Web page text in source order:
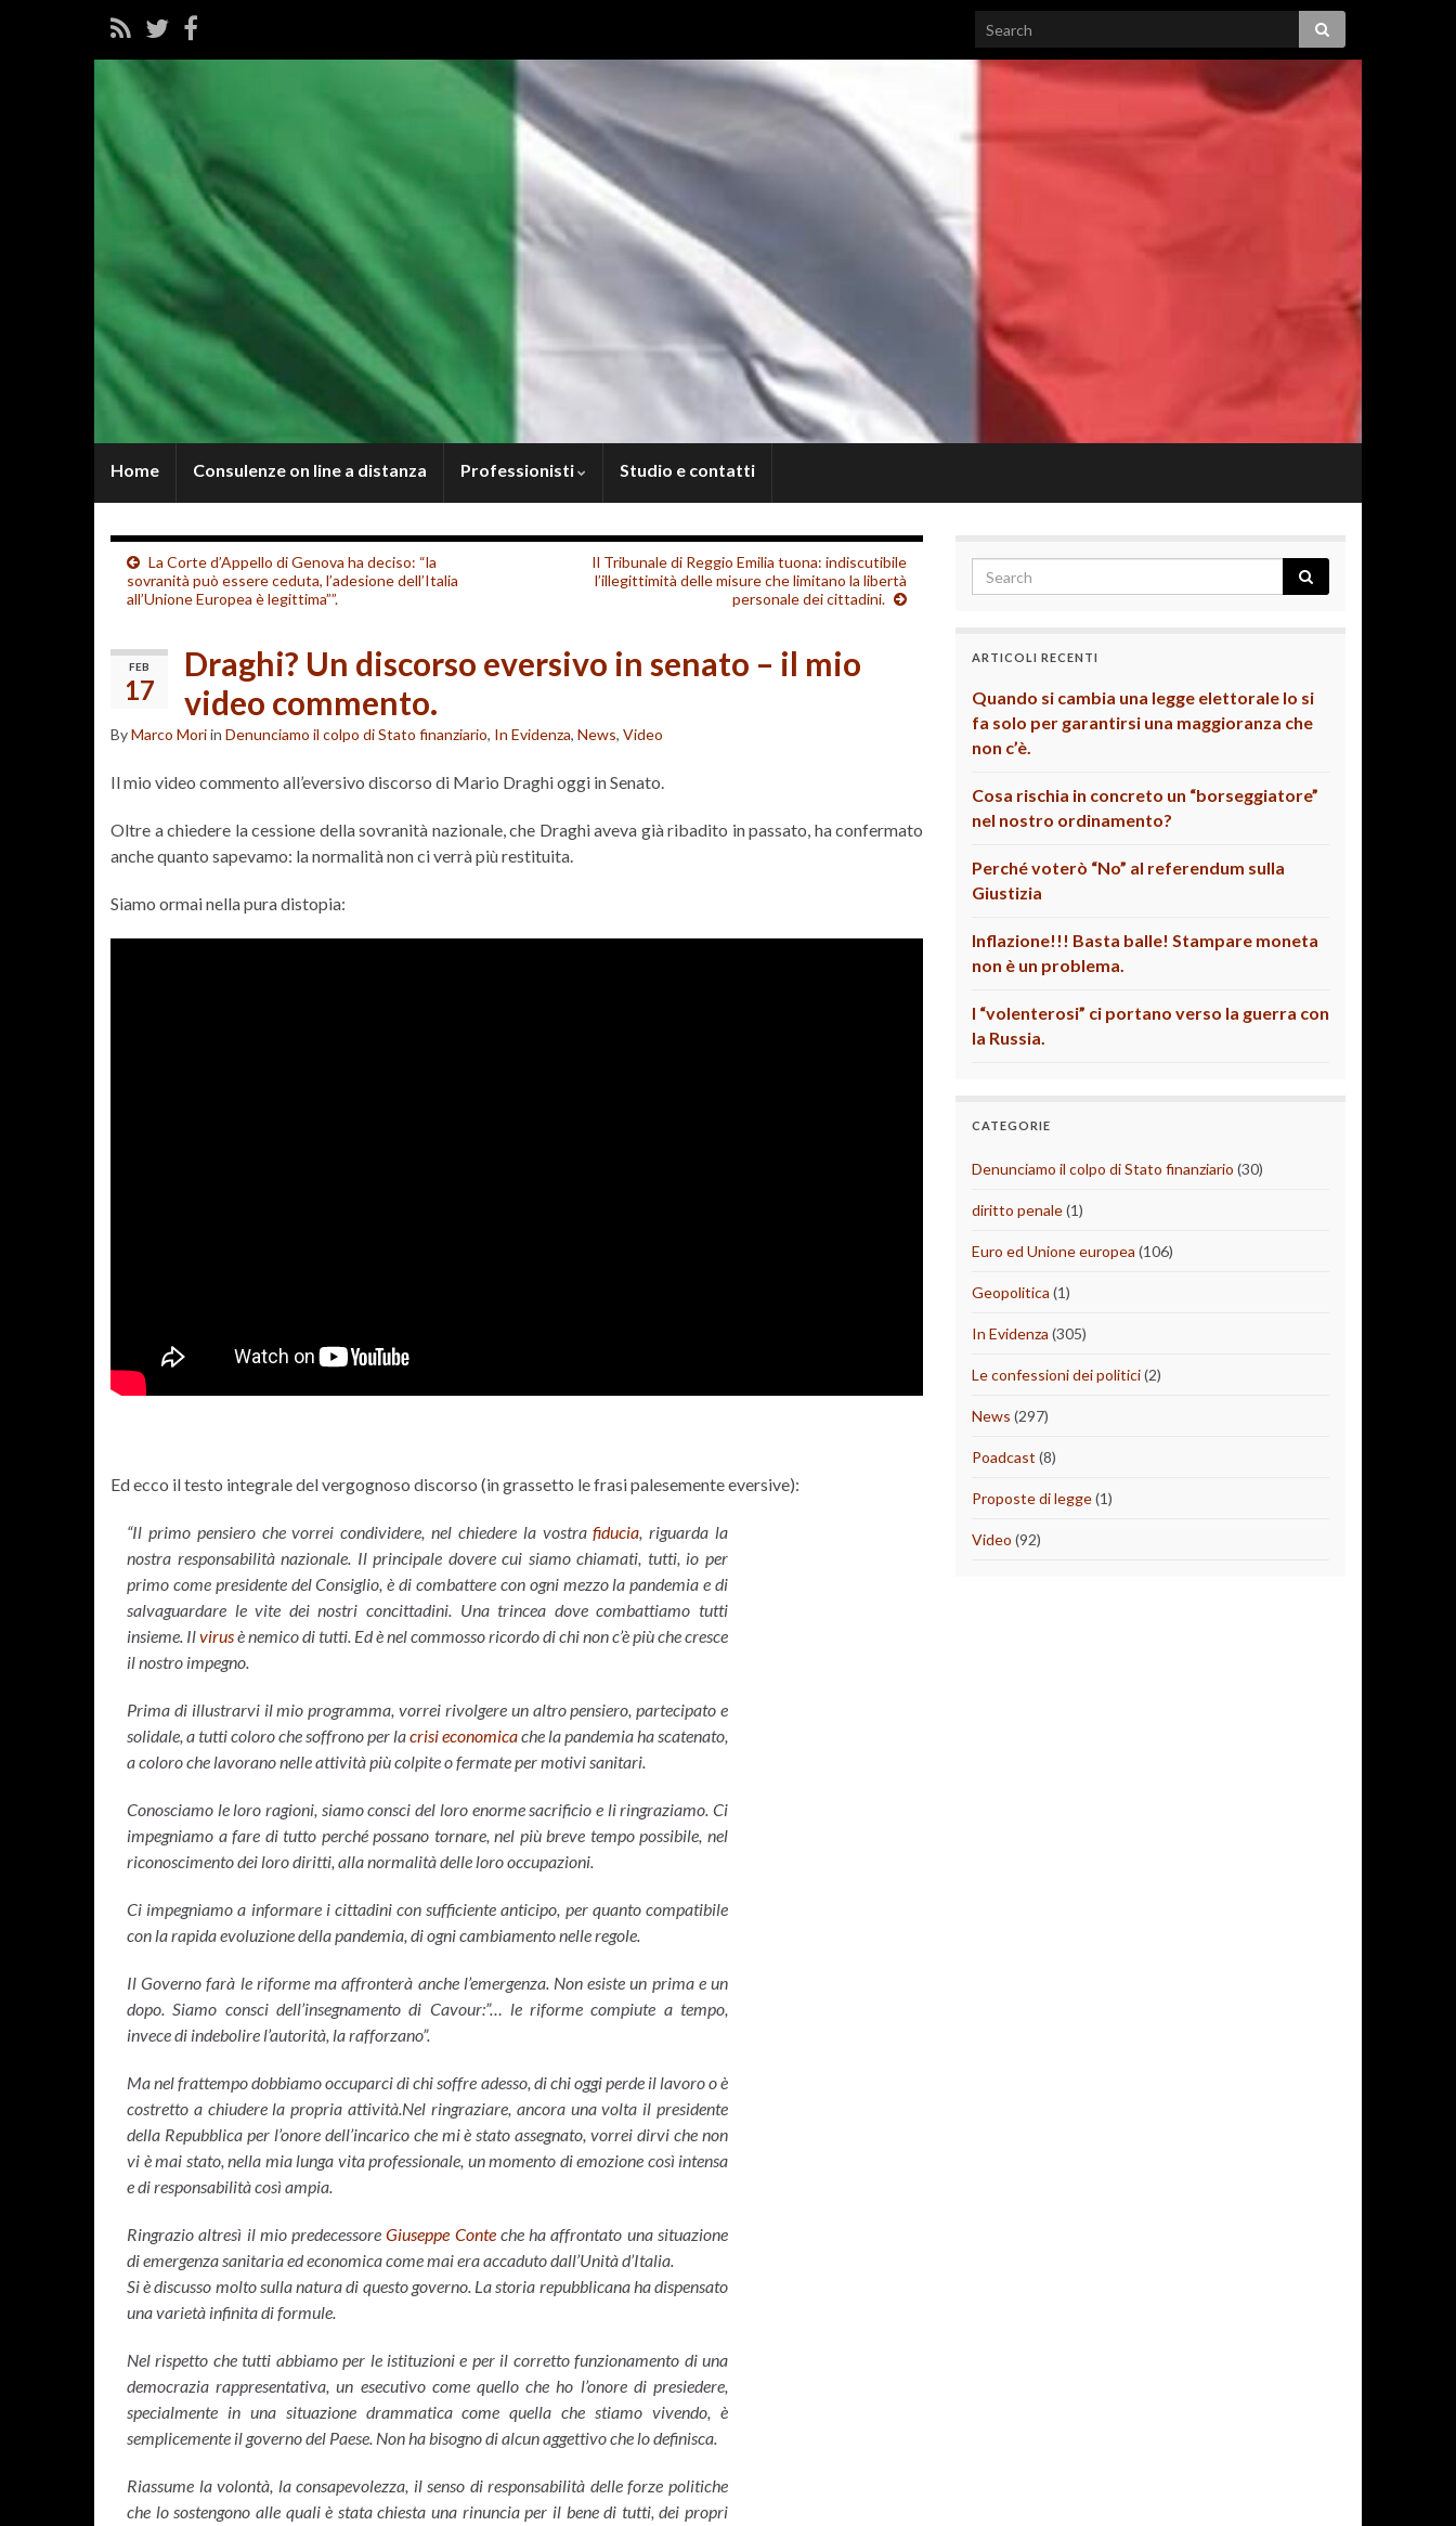
Home Consulenze on line a distanza Professionisti Studio e contatti
La Corte d’Appello di Genova ha deciso: “la
sovranità può essere ceduta, l’adesione dell’Italia
all’Unione Europea è legittima””.
Il Tribunale di Reggio Emilia tuona: indiscutibile
l’illegittimità delle misure che limitano la libertà
personale dei cittadini.
FEB
17
Draghi? Un discorso eversivo in senato – il mio
video commento.
ByMarco Moriin Denunciamo il colpo di Stato finanziario, In Evidenza, News, Video
Il mio video commento all’eversivo discorso di Mario Draghi oggi in Senato.
Oltre a chiedere la cessione della sovranità nazionale, che Draghi aveva già ribadito in passato, ha confermato
anche quanto sapevamo: la normalità non ci verrà più restituita.
Siamo ormai nella pura distopia:
Ed ecco il testo integrale del vergognoso discorso (in grassetto le frasi palesemente eversive):
“Il primo pensiero che vorrei condividere, nel chiedere la vostrafiducia, riguarda la
nostra responsabilità nazionale. Il principale dovere cui siamo chiamati, tutti, io per
primo come presidente del Consiglio, è di combattere con ogni mezzo la pandemia e di
salvaguardare le vite dei nostri concittadini. Una trincea dove combattiamo tutti
insieme. Ilvirusè nemico di tutti. Ed è nel commosso ricordo di chi non c’è più che cresce
il nostro impegno.
Prima di illustrarvi il mio programma, vorrei rivolgere un altro pensiero, partecipato e
solidale, a tutti coloro che soffrono per lacrisi economicache la pandemia ha scatenato,
a coloro che lavorano nelle attività più colpite o fermate per motivi sanitari.
Conosciamo le loro ragioni, siamo consci del loro enorme sacrificio e li ringraziamo. Ci
impegniamo a fare di tutto perché possano tornare, nel più breve tempo possibile, nel
riconoscimento dei loro diritti, alla normalità delle loro occupazioni.
Ci impegniamo a informare i cittadini con sufficiente anticipo, per quanto compatibile
con la rapida evoluzione della pandemia, di ogni cambiamento nelle regole.
Il Governo farà le riforme ma affronterà anche l’emergenza. Non esiste un prima e un
dopo. Siamo consci dell’insegnamento di Cavour:”… le riforme compiute a tempo,
invece di indebolire l’autorità, la rafforzano”.
Ma nel frattempo dobbiamo occuparci di chi soffre adesso, di chi oggi perde il lavoro o è
costretto a chiudere la propria attività.Nel ringraziare, ancora una volta il presidente
della Repubblica per l’onore dell’incarico che mi è stato assegnato, vorrei dirvi che non
vi è mai stato, nella mia lunga vita professionale, un momento di emozione così intensa
e di responsabilità così ampia.
Ringrazio altresì il mio predecessore Giuseppe Conteche ha affrontato una situazione
di emergenza sanitaria ed economica come mai era accaduto dall’Unità d’Italia.
Si è discusso molto sulla natura di questo governo. La storia repubblicana ha dispensato
una varietà infinita di formule.
Nel rispetto che tutti abbiamo per le istituzioni e per il corretto funzionamento di una
democrazia rappresentativa, un esecutivo come quello che ho l’onore di presiedere,
specialmente in una situazione drammatica come quella che stiamo vivendo, è
semplicemente il governo del Paese. Non ha bisogno di alcun aggettivo che lo definisca.
Riassume la volontà, la consapevolezza, il senso di responsabilità delle forze politiche
che lo sostengono alle quali è stata chiesta una rinuncia per il bene di tutti, dei propri
ARTICOLI RECENTI
Quando si cambia una legge elettorale lo si
fa solo per garantirsi una maggioranza che
non c’è.
Cosa rischia in concreto un “borseggiatore”
nel nostro ordinamento?
Perché voterò “No” al referendum sulla
Giustizia
Inflazione!!! Basta balle! Stampare moneta
non è un problema.
I “volenterosi” ci portano verso la guerra con
la Russia.
CATEGORIE
Denunciamo il colpo di Stato finanziario (30)
diritto penale(1)
Euro ed Unione europea (106)
Geopolitica (1)
In Evidenza (305)
Le confessioni dei politici(2)
News (297)
Poadcast (8)
Proposte di legge(1)
Video (92)